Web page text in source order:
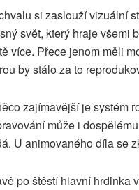
si zaslouží vizuální
svět, který hraje všemi
více. Přece jenom měli
by stálo za to
zajímavější je systém
může i
U animovaného díla se
po štěstí hlavní hrdinka